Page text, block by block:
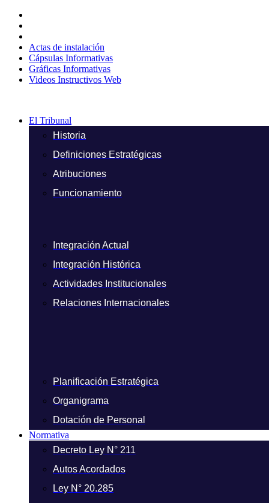
contenido
Actas de instalación
Cápsulas Informativas
Gráficas Informativas
Videos Instructivos Web
El Tribunal
Historia
Definiciones Estratégicas
Atribuciones
Funcionamiento
Integración Actual
Integración Histórica
Actividades Institucionales
Relaciones Internacionales
Planificación Estratégica
Organigrama
Dotación de Personal
Normativa
Decreto Ley N° 211
Autos Acordados
Ley N° 20.285